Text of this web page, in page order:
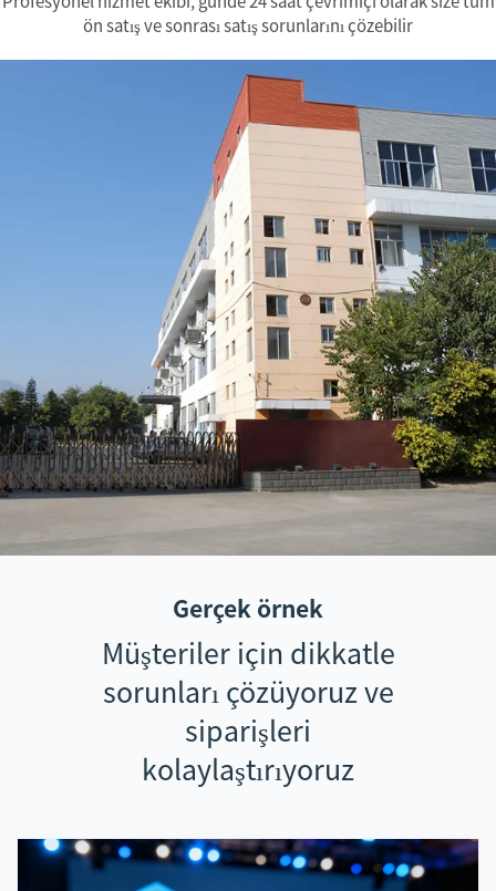
ön satış ve sonrası satış sorunlarını çözebilir
Gerçek örnek
Müşteriler için dikkatle
sorunları çözüyoruz ve
siparişleri
kolaylaştırıyoruz